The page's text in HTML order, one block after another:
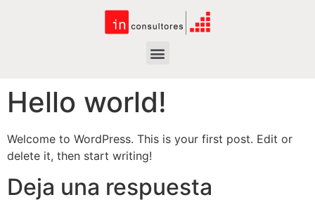
Hello world!
Welcome to WordPress. This is your first post. Edit or
delete it, then start writing!
Deja una respuesta